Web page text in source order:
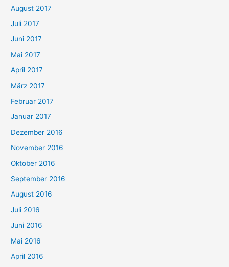
August 2017
Juli 2017
Juni 2017
Mai 2017
April 2017
März 2017
Februar 2017
Januar 2017
Dezember 2016
November 2016
Oktober 2016
September 2016
August 2016
Juli 2016
Juni 2016
Mai 2016
April 2016